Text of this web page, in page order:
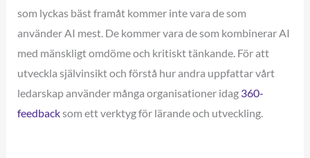
som lyckas bäst framåt kommer inte vara de som
använder AI mest. De kommer vara de som kombinerar AI
med mänskligt omdöme och kritiskt tänkande. För att
utveckla självinsikt och förstå hur andra uppfattar vårt
ledarskap använder många organisationer idag 360-
feedbacksom ett verktyg för lärande och utveckling.